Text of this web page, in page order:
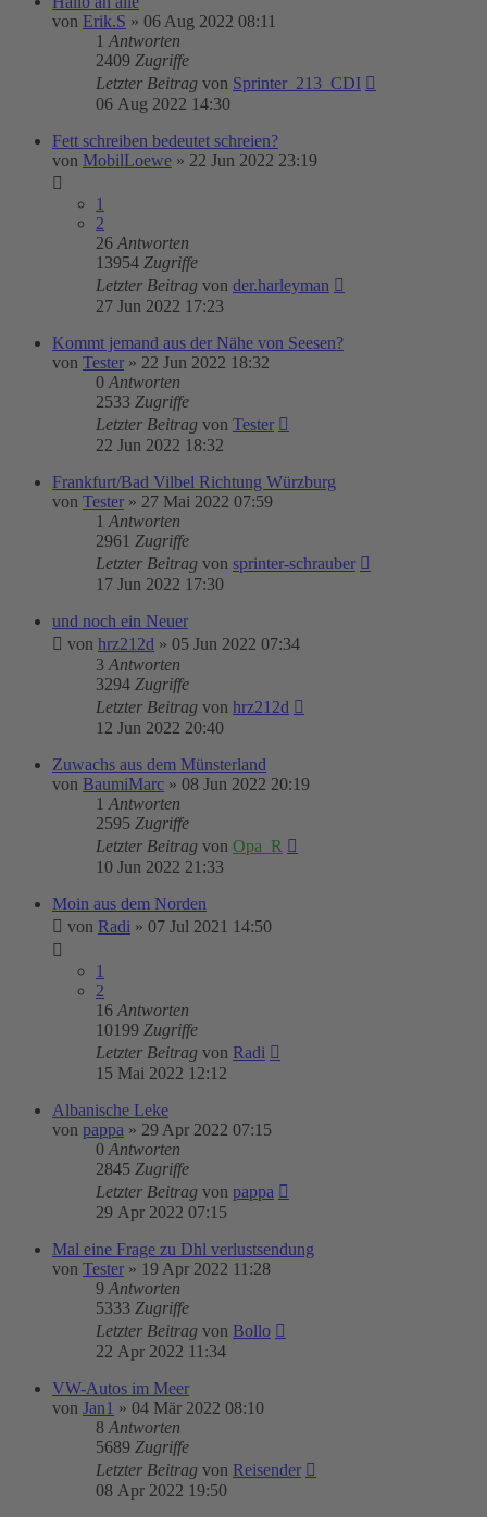
von Erik.S » 06 Aug 2022 08:11
1 Antworten
2409 Zugriffe
Letzter Beitrag von Sprinter_213_CDI
06 Aug 2022 14:30
Fett schreiben bedeutet schreien?
von MobilLoewe » 22 Jun 2022 23:19
1
2
26 Antworten
13954 Zugriffe
Letzter Beitrag von der.harleyman
27 Jun 2022 17:23
Kommt jemand aus der Nähe von Seesen?
von Tester » 22 Jun 2022 18:32
0 Antworten
2533 Zugriffe
Letzter Beitrag von Tester
22 Jun 2022 18:32
Frankfurt/Bad Vilbel Richtung Würzburg
von Tester » 27 Mai 2022 07:59
1 Antworten
2961 Zugriffe
Letzter Beitrag von sprinter-schrauber
17 Jun 2022 17:30
und noch ein Neuer
von hrz212d » 05 Jun 2022 07:34
3 Antworten
3294 Zugriffe
Letzter Beitrag von hrz212d
12 Jun 2022 20:40
Zuwachs aus dem Münsterland
von BaumiMarc » 08 Jun 2022 20:19
1 Antworten
2595 Zugriffe
Letzter Beitrag von Opa_R
10 Jun 2022 21:33
Moin aus dem Norden
von Radi » 07 Jul 2021 14:50
1
2
16 Antworten
10199 Zugriffe
Letzter Beitrag von Radi
15 Mai 2022 12:12
Albanische Leke
von pappa » 29 Apr 2022 07:15
0 Antworten
2845 Zugriffe
Letzter Beitrag von pappa
29 Apr 2022 07:15
Mal eine Frage zu Dhl verlustsendung
von Tester » 19 Apr 2022 11:28
9 Antworten
5333 Zugriffe
Letzter Beitrag von Bollo
22 Apr 2022 11:34
VW-Autos im Meer
von Jan1 » 04 Mär 2022 08:10
8 Antworten
5689 Zugriffe
Letzter Beitrag von Reisender
08 Apr 2022 19:50